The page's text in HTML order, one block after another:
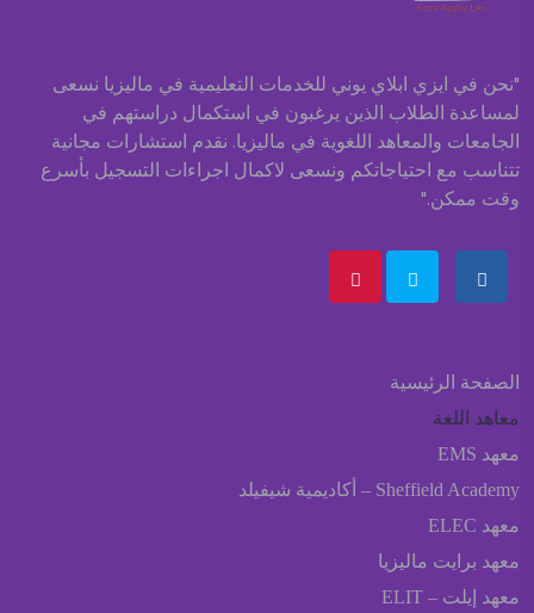
"نحن في ايزي ابلاي يوني للخدمات التعليمية في ماليزيا نسعى
لمساعدة الطلاب الذين يرغبون في استكمال دراستهم في
الجامعات والمعاهد اللغوية في ماليزيا. نقدم استشارات مجانية
تتناسب مع احتياجاتكم ونسعى لاكمال اجراءات التسجيل بأسرع
وقت ممكن."
الصفحة الرئيسية
معاهد اللغة
معهد EMS
Sheffield Academy – أكاديمية شيفيلد
معهد ELEC
معهد برایت ماليزيا
معهد إيلت – ELIT